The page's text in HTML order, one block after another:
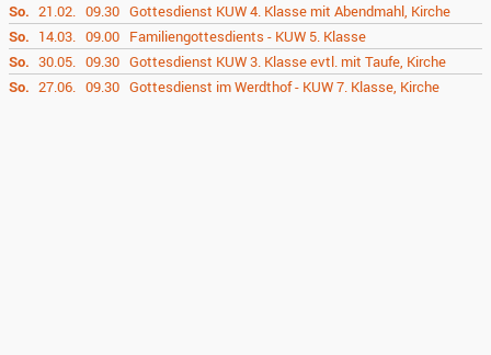
So. 21.02. 09.30 Gottesdienst KUW 4. Klasse mit Abendmahl, Kirche
So. 14.03. 09.00 Familiengottesdients - KUW 5. Klasse
So. 30.05. 09.30 Gottesdienst KUW 3. Klasse evtl. mit Taufe, Kirche
So. 27.06. 09.30 Gottesdienst im Werdthof - KUW 7. Klasse, Kirche